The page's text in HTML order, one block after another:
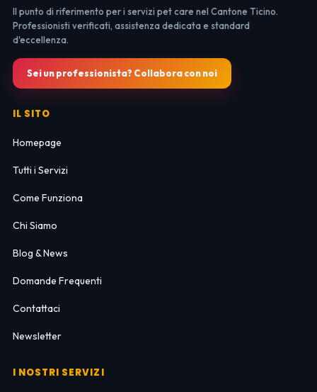
Il punto di riferimento per i servizi pet care nel Cantone Ticino.
Professionisti verificati, assistenza dedicata e standard
d'eccellenza.
Sei un professionista? Collabora con noi
IL SITO
Homepage
Tutti i Servizi
Come Funziona
Chi Siamo
Blog & News
Domande Frequenti
Contattaci
Newsletter
I NOSTRI SERVIZI